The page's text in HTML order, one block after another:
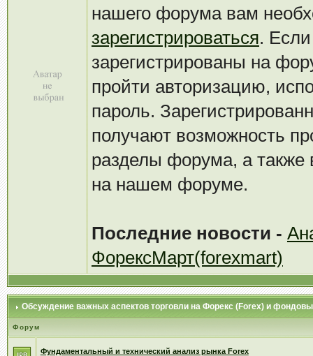
нашего форума вам
зарегистрироваться.
зарегистрированы на
пройти авторизацию,
пароль.
получают возможность
разделы форума, а
на нашем форуме.
Последние новости -
ФорексМарт(forexmart)
Обсуждение важных аспектов торговли на Форекс (Forex) и
Форум
Фундаментальный и технический анализ рынка Forex